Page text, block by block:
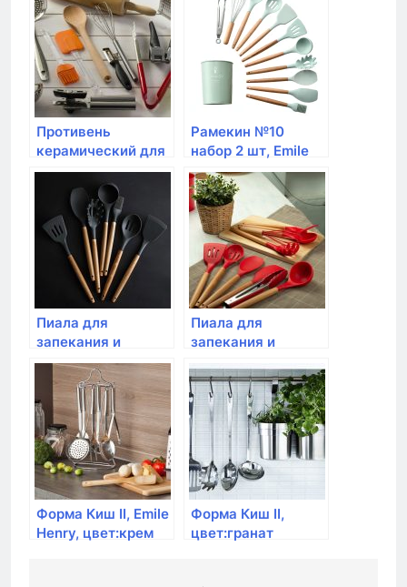
цвет: крем
Противень
керамический для
выпечки, Emile
Henry, (цвет:
гранат)
Рамекин №10
набор 2 шт, Emile
Henry, цвет: гранат
Пиала для
запекания и
сервировки, Emile
Henry, гранат
Пиала для
запекания и
Henry, цвет крем
Форма Киш II, Emile
Henry, цвет:крем
Форма Киш II,
цвет:гранат